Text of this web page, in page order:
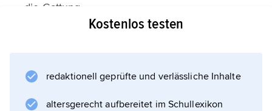
die Gattung
Informationen zum Artikel
Kostenlos testen
redaktionell geprüfte und verlässliche Inhalte
altersgerecht aufbereitet im Schullexikon